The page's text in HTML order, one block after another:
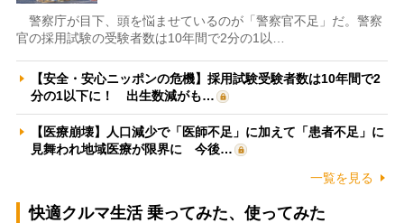
警察庁が目下、頭を悩ませているのが「警察官不足」だ。警察
官の採用試験の受験者数は10年間で2分の1以…
【安全・安心ニッポンの危機】採用試験受験者数は10年間で2
分の1以下に！ 出生数減がも…
【医療崩壊】人口減少で「医師不足」に加えて「患者不足」に
見舞われ地域医療が限界に 今後…
一覧を見る
快適クルマ生活 乗ってみた、使ってみた